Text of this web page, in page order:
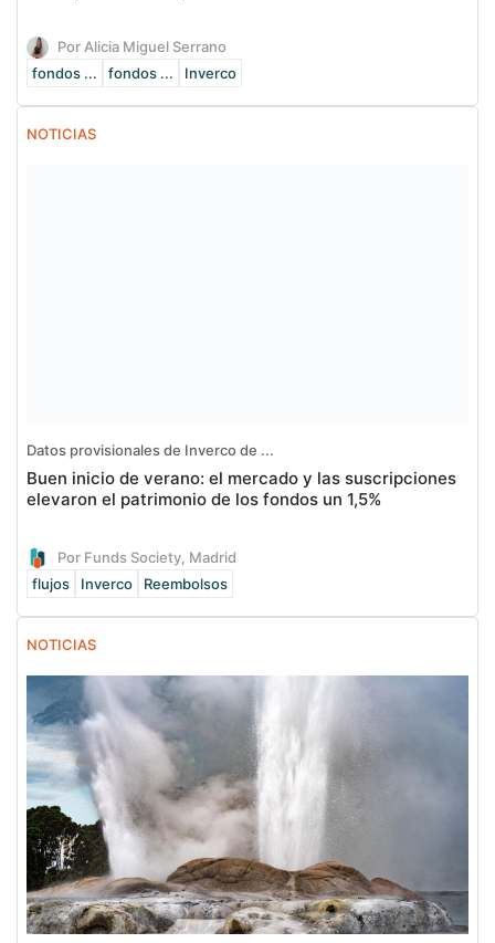
Por Alicia Miguel Serrano
fondos ...
fondos ... Inverco
NOTICIAS
Datos provisionales de Inverco de ...
Buen inicio de verano: el mercado y las suscripciones
elevaron el patrimonio de los fondos un 1,5%
Por Funds Society, Madrid
flujos
Inverco Reembolsos
NOTICIAS